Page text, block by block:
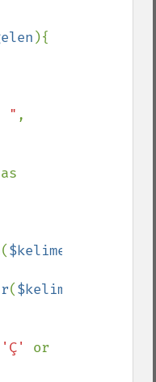
){
"
($kelime_duz
($kelime_duz
'Ç'